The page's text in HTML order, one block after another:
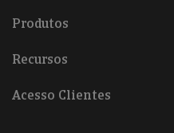
Produtos
Recursos
Acesso Clientes